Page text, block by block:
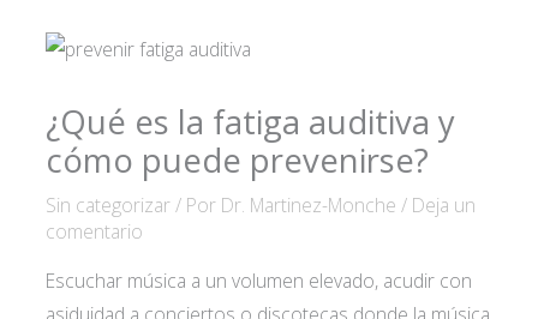
¿Qué es la fatiga auditiva y
cómo puede prevenirse?
Sin categorizar/ Por Dr. Martinez-Monche/ Deja un
comentario
Escuchar música a un volumen elevado, acudir con